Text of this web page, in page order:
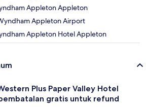
Appleton Appleton
Appleton Airport
Appleton Hotel Appleton
Plus Paper Valley Hotel
gratis untuk refund